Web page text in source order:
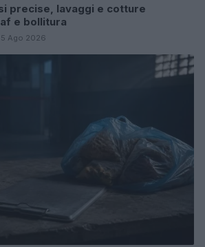
precise, lavaggi e cotture
e bollitura
5 Ago 2026